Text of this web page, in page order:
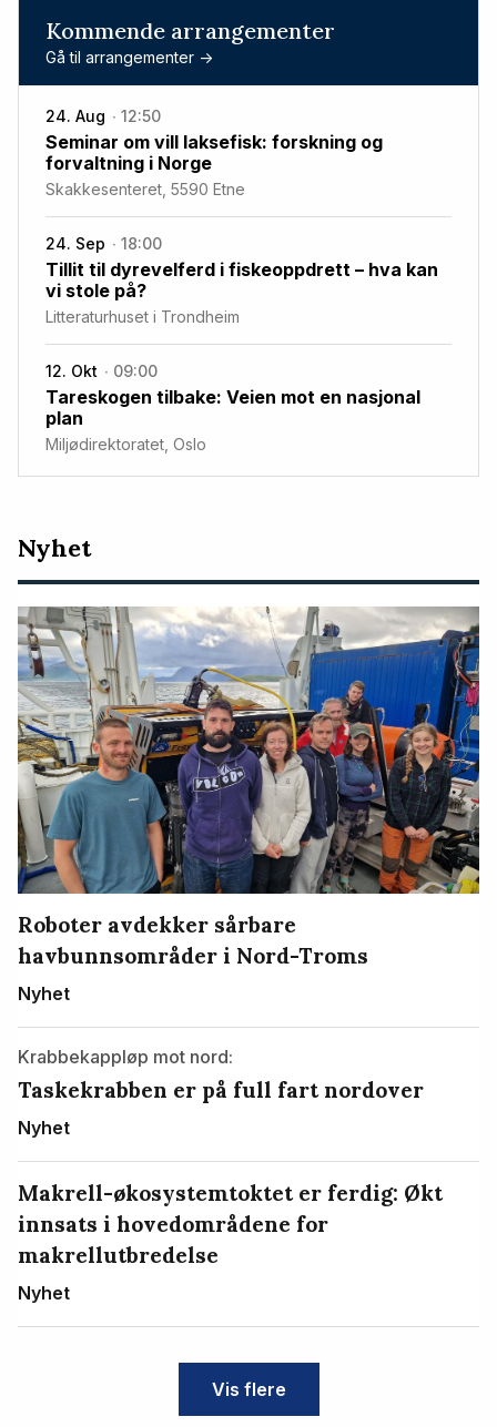
Kommende arrangementer
Gå til arrangementer ->
24. Aug 12:50
Seminar om vill laksefisk: forskning og
forvaltning i Norge
Skakkesenteret, 5590 Etne
24. Sep 18:00
Tillit til dyrevelferd i fiskeoppdrett – hva kan
vi stole på?
Litteraturhuset i Trondheim
12. Okt 09:00
Tareskogen tilbake: Veien mot en nasjonal
plan
Miljødirektoratet, Oslo
Nyeste
artikler
Nyhet
Roboter avdekker sårbare
havbunnsområder i Nord-Troms
Nyhet
Krabbekappløp mot nord:
Taskekrabben er på full fart nordover
Nyhet
Makrell-økosystemtoktet er ferdig: Økt
innsats i hovedområdene for
makrellutbredelse
Nyhet
Vis flere